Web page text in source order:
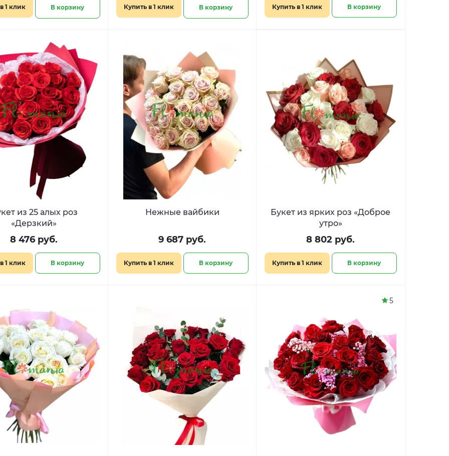
1 клик В корзину Купить в 1 клик В корзину Купить в 1 клик В корзину
из 25 алых роз
«Дерзкий»
8 476 руб.
1 клик В корзину
Нежные вайбики
9 687 руб.
Купить в 1 клик В корзину
Букет из ярких роз «Доброе
утро»
8 802 руб.
Купить в 1 клик В корзину
5